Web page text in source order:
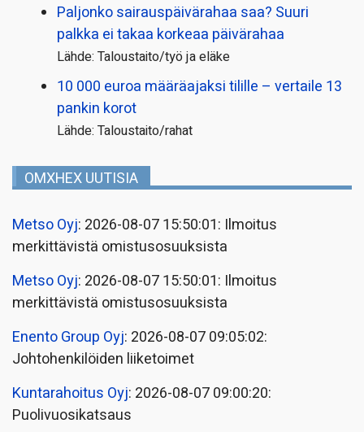
Paljonko sairauspäivä­rahaa saa? Suuri
palkka ei takaa korkeaa päivärahaa
Lähde: Taloustaito/työ ja eläke
10 000 euroa määräajaksi tilille – vertaile 13
pankin korot
Lähde: Taloustaito/rahat
OMXHEX UUTISIA
Metso Oyj: 2026-08-07 15:50:01: Ilmoitus
merkittävistä omistusosuuksista
Metso Oyj: 2026-08-07 15:50:01: Ilmoitus
merkittävistä omistusosuuksista
Enento Group Oyj: 2026-08-07 09:05:02:
Johtohenkilöiden liiketoimet
Kuntarahoitus Oyj: 2026-08-07 09:00:20:
Puolivuosikatsaus